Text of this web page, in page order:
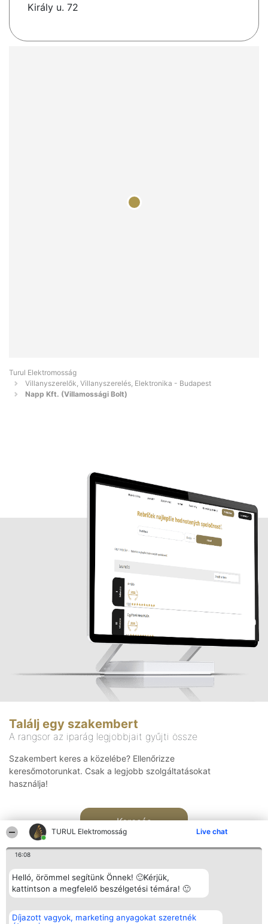
TURUL Elektromosság Live chat
16:08
Helló, örömmel segítünk Önnek! 🙂Kérjük,
kattintson a megfelelő beszélgetési témára! 🙂
Díjazott vagyok, marketing anyagokat szeretnék
Király u. 72
Turul Elektromosság
Villanyszerelők, Villanyszerelés, Elektronika - Budapest
Napp Kft. (Villamossági Bolt)
Találj egy szakembert
A rangsor az iparág legjobbjait gyűjti össze
Szakembert keres a közelébe? Ellenőrizze
keresőmotorunkat. Csak a legjobb szolgáltatásokat
használja!
Keresés
Rangsorszervező
SC Beautiful Company S.R.L.
Népszavazás
Nyertesek
Elérhetőség
Elérhetőség